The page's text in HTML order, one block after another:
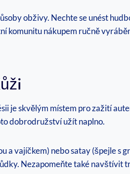
obživy. Nechte se unést
komunitu nákupem ručně
je skvělým místem pro zažití
dobrodružství užít naplno.
a vajíčkem) nebo satay (špejle s
Nezapomeňte také navštívit